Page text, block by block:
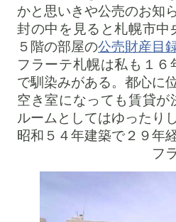
かと思いきや公売のお知
封の中を見ると札幌市
５階の部屋の公売財産目
フラーテ札幌は私も１
で馴染みがある。都心に
空き室になっても賃貸
ルームとしてはゆったり
昭和５４年建築で２９年
フラーテ